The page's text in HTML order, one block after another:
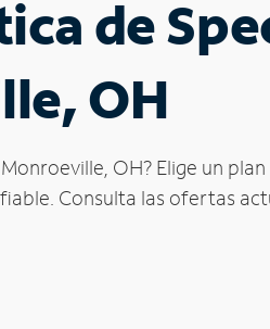
de
OH
OH? Elige un
Consulta las ofertas